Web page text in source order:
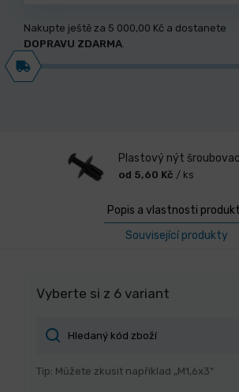
Nakupte ještě za 5 000,00 Kč a dostanete
DOPRAVU ZDARMA.
Plastový nýt
od 5,60 Kč / ks
Popis a vlastnosti
Související produkty
Vyberte si z 6 variant
Tip: Můžete zkusit například „M1,6x3“